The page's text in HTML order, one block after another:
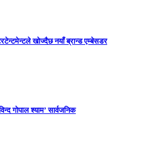
खोज्दैछ नयाँ ब्रान्ड एम्बेसडर
गोपाल श्याम’ सार्वजनिक